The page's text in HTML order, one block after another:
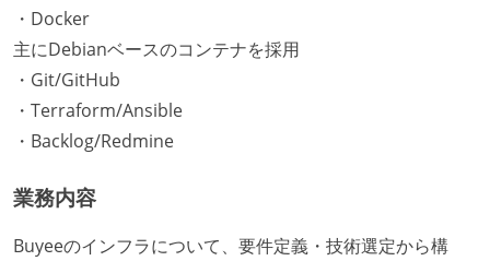
・Docker
主にDebianベースのコンテナを採用
・Git/GitHub
・Terraform/Ansible
・Backlog/Redmine
業務内容
Buyeeのインフラについて、要件定義・技術選定から構